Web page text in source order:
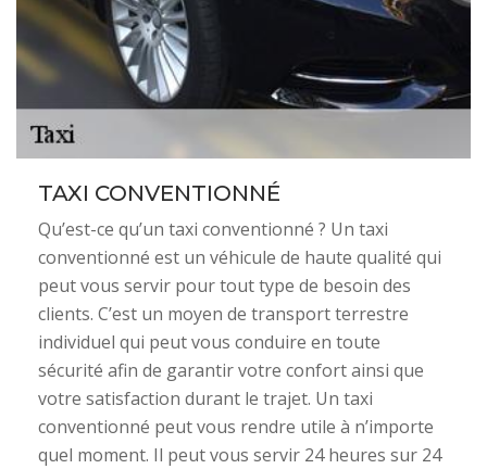
TAXI CONVENTIONNÉ
Qu’est-ce qu’un taxi conventionné ? Un taxi
conventionné est un véhicule de haute qualité qui
peut vous servir pour tout type de besoin des
clients. C’est un moyen de transport terrestre
individuel qui peut vous conduire en toute
sécurité afin de garantir votre confort ainsi que
votre satisfaction durant le trajet. Un taxi
conventionné peut vous rendre utile à n’importe
quel moment. Il peut vous servir 24 heures sur 24